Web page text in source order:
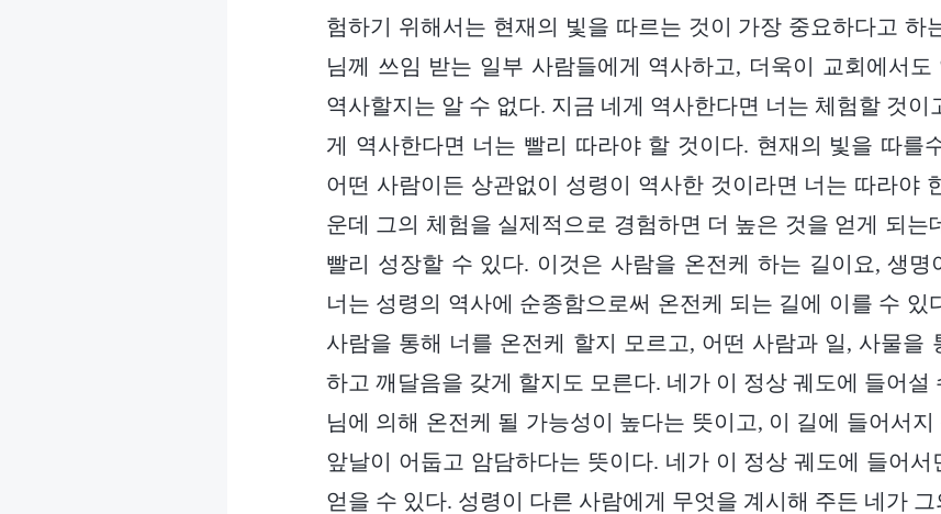
험하기 위해서는 현재의 빛을 따르는 것이 가장 중요하다고 하
님께 쓰임 받는 일부 사람들에게 역사하고, 더욱이 교회에서도
역사할지는 알 수 없다. 지금 네게 역사한다면 너는 체험할 것이
게 역사한다면 너는 빨리 따라야 할 것이다. 현재의 빛을 따를
어떤 사람이든 상관없이 성령이 역사한 것이라면 너는 따라야
운데 그의 체험을 실제적으로 경험하면 더 높은 것을 얻게 되는
빨리 성장할 수 있다. 이것은 사람을 온전케 하는 길이요, 생명
너는 성령의 역사에 순종함으로써 온전케 되는 길에 이를 수 있
사람을 통해 너를 온전케 할지 모르고, 어떤 사람과 일, 사물을
하고 깨달음을 갖게 할지도 모른다. 네가 이 정상 궤도에 들어설
님에 의해 온전케 될 가능성이 높다는 뜻이고, 이 길에 들어서지
앞날이 어둡고 암담하다는 뜻이다. 네가 이 정상 궤도에 들어
얻을 수 있다. 성령이 다른 사람에게 무엇을 계시해 주든 네가